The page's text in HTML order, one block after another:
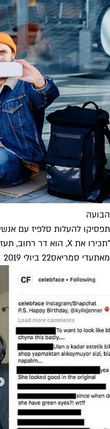
הבועה
תפסיקו להעלות סלפיז עם
"תכירו את X, הוא דר רחוב, תעזרו לו": ה'סלפי-צדיקות' היא תופעה חדשה הפורחת במחוזותינו, וממירה צדקה כנה במופע נרקיסיסטי פסול. דעה
מאתעדי סמריאס22 ביולי 2019